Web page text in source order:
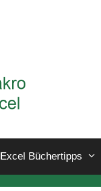
Excel Büchertipps